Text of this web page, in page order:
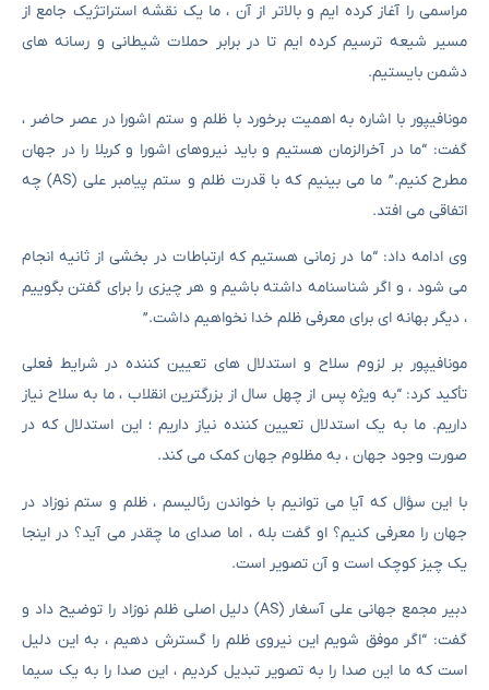
مراسمی را آغاز کرده ایم و بالاتر از آن ، ما یک نقشه استراتژیک جامع از
مسیر شیعه ترسیم کرده ایم تا در برابر حملات شیطانی و رسانه های
دشمن بایستیم.
مونافیپور با اشاره به اهمیت برخورد با ظلم و ستم اشورا در عصر حاضر ،
گفت: “ما در آخرالزمان هستیم و باید نیروهای اشورا و کربلا را در جهان
مطرح کنیم.” ما می بینیم که با قدرت ظلم و ستم پیامبر علی (AS) چه
اتفاقی می افتد.
وی ادامه داد: “ما در زمانی هستیم که ارتباطات در بخشی از ثانیه انجام
می شود ، و اگر شناسنامه داشته باشیم و هر چیزی را برای گفتن بگوییم
، دیگر بهانه ای برای معرفی ظلم خدا نخواهیم داشت.”
مونافیپور بر لزوم سلاح و استدلال های تعیین کننده در شرایط فعلی
تأکید کرد: “به ویژه پس از چهل سال از بزرگترین انقلاب ، ما به سلاح نیاز
داریم. ما به یک استدلال تعیین کننده نیاز داریم ؛ این استدلال که در
صورت وجود جهان ، به مظلوم جهان کمک می کند.
با این سؤال که آیا می توانیم با خواندن رئالیسم ، ظلم و ستم نوزاد در
جهان را معرفی کنیم؟ او گفت بله ، اما صدای ما چقدر می آید؟ در اینجا
یک چیز کوچک است و آن تصویر است.
دبیر مجمع جهانی علی آسغار (AS) دلیل اصلی ظلم نوزاد را توضیح داد و
گفت: “اگر موفق شویم این نیروی ظلم را گسترش دهیم ، به این دلیل
است که ما این صدا را به تصویر تبدیل کردیم ، این صدا را به یک سیما